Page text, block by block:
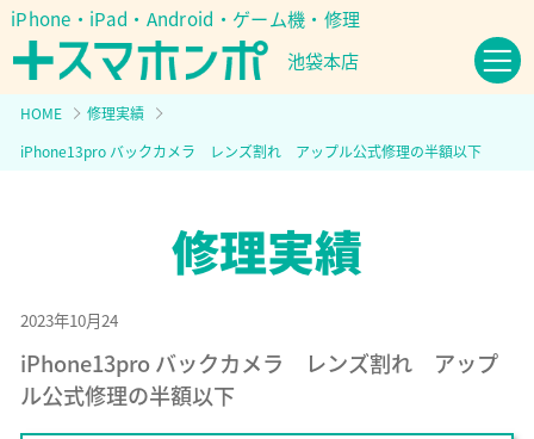
iPhone・iPad・Android・ゲーム機・修理
池袋本店
HOME
修理実績
iPhone13pro バックカメラ レンズ割れ アップル公式修理の半額以下
2023年10月24
iPhone13pro バックカメラ レンズ割れ アップ
ル公式修理の半額以下